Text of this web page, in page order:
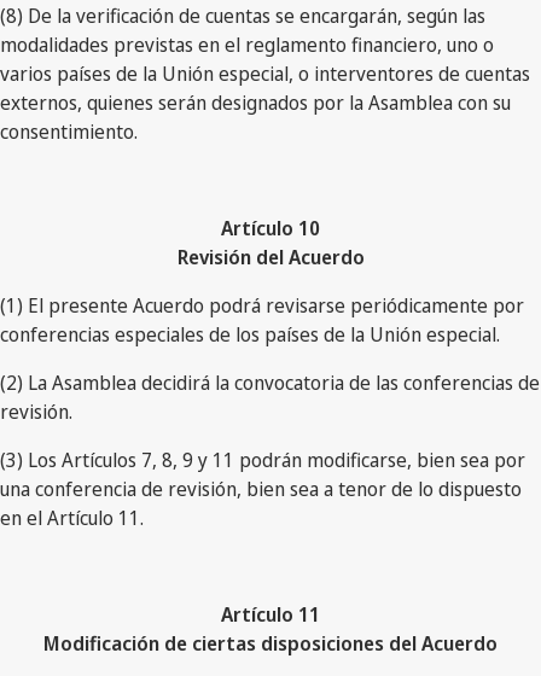
(8) De la verificación de cuentas se encargarán, según las
modalidades previstas en el reglamento financiero, uno o
varios países de la Unión especial, o interventores de cuentas
externos, quienes serán designados por la Asamblea con su
consentimiento.
Artículo 10
Revisión del Acuerdo
(1) El presente Acuerdo podrá revisarse periódicamente por
conferencias especiales de los países de la Unión especial.
(2) La Asamblea decidirá la convocatoria de las conferencias de
revisión.
(3) Los Artículos 7, 8, 9 y 11 podrán modificarse, bien sea por
una conferencia de revisión, bien sea a tenor de lo dispuesto
en el Artículo 11.
Artículo 11
Modificación de ciertas disposiciones del Acuerdo